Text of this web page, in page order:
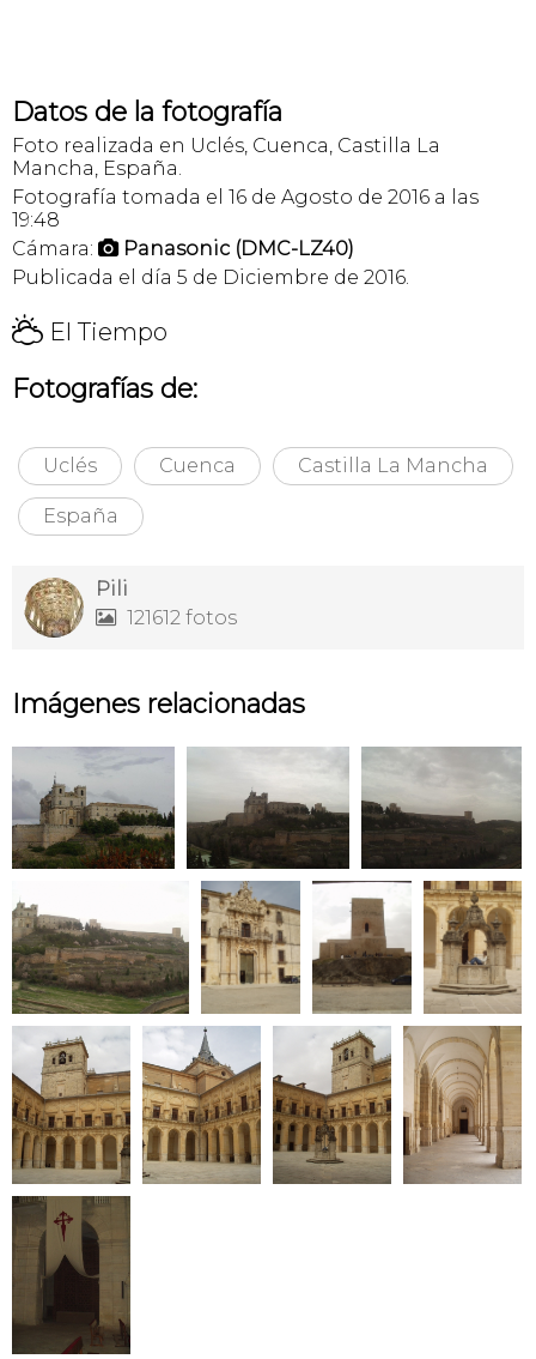
Datos de la fotografía
Foto realizada en Uclés, Cuenca, Castilla La
Mancha, España.
Fotografía tomada el 16 de Agosto de 2016 a las
19:48
Cámara:  Panasonic (DMC-LZ40)
Publicada el día 5 de Diciembre de 2016.
H El Tiempo
Fotografías de:
Uclés Cuenca Castilla La Mancha
España
Pili
 121612 fotos
Imágenes relacionadas